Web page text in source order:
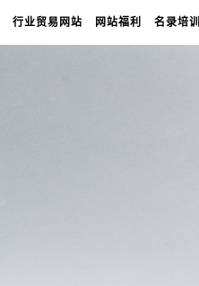
行业贸易网站 网站福利 名录培训